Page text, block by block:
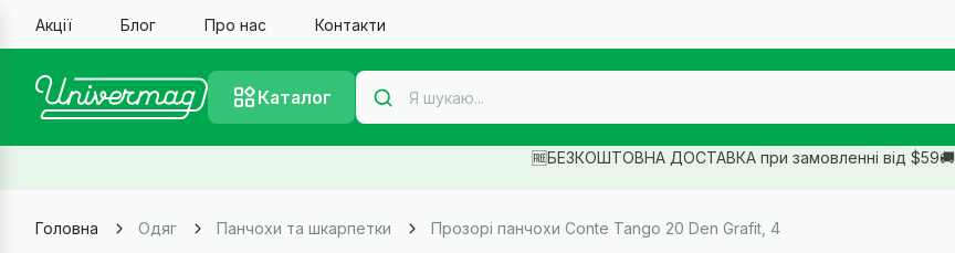
Акції Блог Про нас Контакти
Каталог
🆓БЕЗКОШТОВНА ДОСТАВКА при замовленні від $59🚚
Головна Одяг Панчохи та шкарпетки Прозорі панчохи Conte Tango 20 Den Grafit, 4